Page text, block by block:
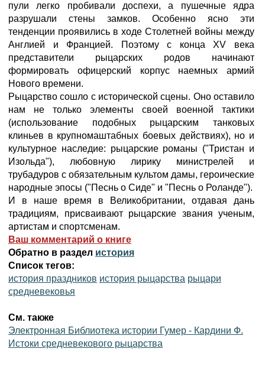
пули легко пробивали доспехи, а пушечные ядра
разрушали стены замков. Особенно ясно эти
тенденции проявились в ходе Столетней войны между
Англией и Францией. Поэтому с конца XV века
представители рыцарских родов начинают
формировать офицерский корпус наемных армий
Нового времени.
Рыцарство сошло с исторической сцены. Оно оставило
нам не только элементы своей военной тактики
(использование подобных рыцарским танковых
клиньев в крупномаштабных боевых действиях), но и
культурное наследие: рыцарские романы ("Тристан и
Изольда"), любовную лирику министрелей и
трубадуров с обязательным культом дамы, героические
народные эпосы ("Песнь о Сиде" и "Песнь о Роланде").
И в наше время в Великобритании, отдавая дань
традициям, присваивают рыцарские звания учeным,
артистам и спортсменам.
Ваш комментарий о книге
Обратно в раздел история
Список тегов:
история праздников история рыцарства рыцари
средневековья
См. также
Электронная Библиотека истории Гумер - Кардини Ф.
Истоки средневекового рыцарства